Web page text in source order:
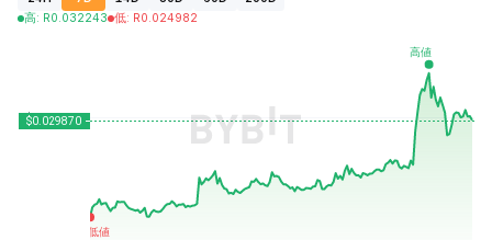
高: R0.032243 低: R0.024982
最終更新日時：2026-08-07、17:20 GMT+0